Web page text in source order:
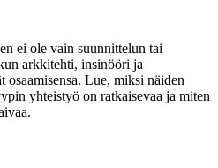
ei ole vain suunnittelun tai
arkkitehti, insinööri ja
osaamisensa. Lue, miksi näiden
yhteistyö on ratkaisevaa ja miten